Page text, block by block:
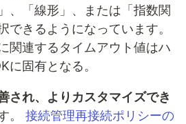
、「線形」、または「指数関
できるようになっています。
関連するタイムアウト値はハ
に固有となる。
され、よりカスタマイズでき
。 接続管理再接続ポリシーの